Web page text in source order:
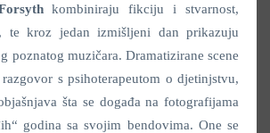
kombiniraju fikciju i stvarnost,
te kroz jedan izmišljeni dan prikazuju
poznatog muzičara. Dramatizirane scene
s psihoterapeutom o djetinjstvu,
šta se događa na fotografijama
godina sa svojim bendovima. One se